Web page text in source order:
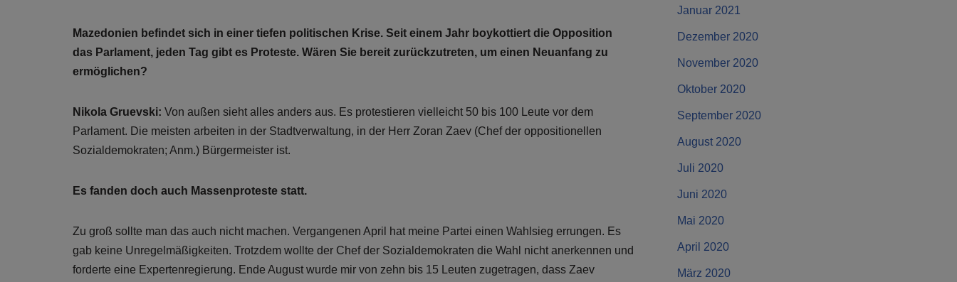
Mazedonien befindet sich in einer tiefen politischen Krise. Seit einem Jahr boykottiert die Opposition
das Parlament, jeden Tag gibt es Proteste. Wären Sie bereit zurückzutreten, um einen Neuanfang zu
ermöglichen?
Nikola Gruevski: Von außen sieht alles anders aus. Es protestieren vielleicht 50 bis 100 Leute vor dem
Parlament. Die meisten arbeiten in der Stadtverwaltung, in der Herr Zoran Zaev (Chef der oppositionellen
Sozialdemokraten; Anm.) Bürgermeister ist.
Es fanden doch auch Massenproteste statt.
Zu groß sollte man das auch nicht machen. Vergangenen April hat meine Partei einen Wahlsieg errungen. Es
gab keine Unregelmäßigkeiten. Trotzdem wollte der Chef der Sozialdemokraten die Wahl nicht anerkennen und
forderte eine Expertenregierung. Ende August wurde mir von zehn bis 15 Leuten zugetragen, dass Zaev
Januar 2021
Dezember 2020
November 2020
Oktober 2020
September 2020
August 2020
Juli 2020
Juni 2020
Mai 2020
April 2020
März 2020